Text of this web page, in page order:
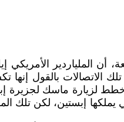
أن الملياردير
بالقول
خطط لزيارة ماسك
يملكها إبستين،